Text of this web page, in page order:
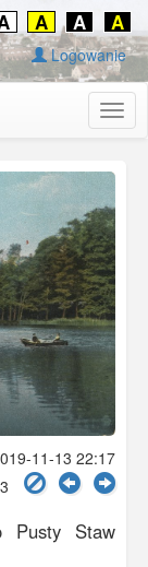
A A A
Logowanie
11-13 22:17
Pusty Staw